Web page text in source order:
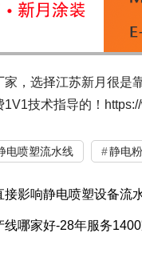
家，选择江苏新月很
技术指导的！
电喷塑流水线 静电
影响静电喷塑设备流
线哪家好-28年服务